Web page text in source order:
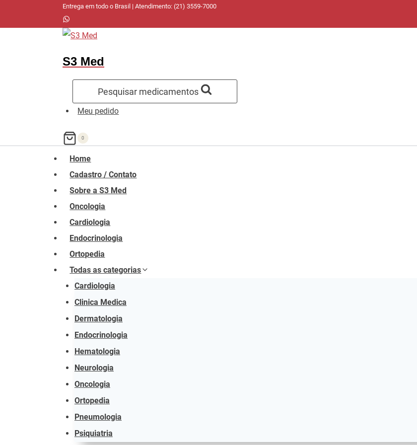
Entrega em todo o Brasil | Atendimento: (21) 3559-7000
S3 Med
Pesquisar medicamentos
Meu pedido
0
Home
Cadastro / Contato
Sobre a S3 Med
Oncologia
Cardiologia
Endocrinologia
Ortopedia
Todas as categorias
Cardiologia
Clinica Medica
Dermatologia
Endocrinologia
Hematologia
Neurologia
Oncologia
Ortopedia
Pneumologia
Psiquiatria